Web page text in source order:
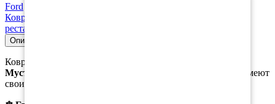
Ford
Коврики в салон Ford Mustang VI рестайлинг 2017-н.в.
рестайлинг
Описание
Коврики, предназначены специально для модели
Мустанг 5 поколение
, не являются универсальными и имеют
свои преимущества в зимнее время.